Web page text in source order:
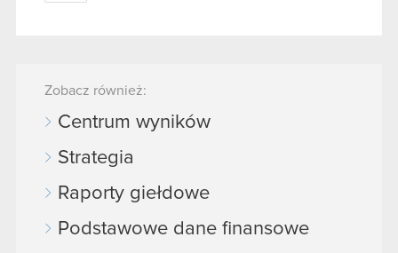
Zobacz również:
Centrum wyników
Strategia
Raporty giełdowe
Podstawowe dane finansowe